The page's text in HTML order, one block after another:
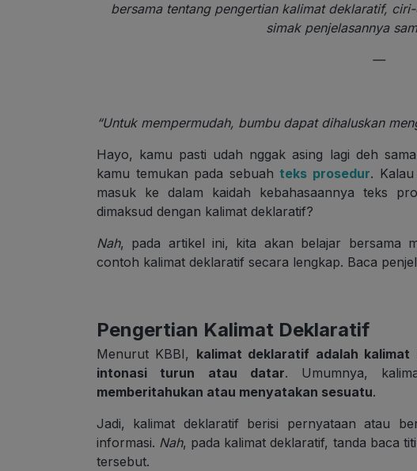
bersama tentang pengertian kalimat deklaratif,
simak penjelasannya
—
“Untuk mempermudah, bumbu dapat dihaluskan
Hayo, kamu pasti udah nggak asing lagi deh
kamu temukan pada sebuah teks prosedur.
masuk ke dalam kaidah kebahasaannya teks
dimaksud dengan kalimat deklaratif?
Nah, pada artikel ini, kita akan belajar bersama
contoh kalimat deklaratif secara lengkap. Baca
Pengertian Kalimat Deklaratif
Menurut KBBI, kalimat deklaratif adalah
intonasi turun atau datar. Umumnya,
memberitahukan atau menyatakan sesuatu.
Jadi, kalimat deklaratif berisi pernyataan atau
informasi. Nah, pada kalimat deklaratif, tanda baca
tersebut.